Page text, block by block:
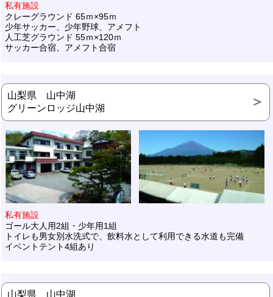
私有施設
クレーグラウンド 65ｍ×95ｍ
少年サッカー、少年野球、アメフト
人工芝グラウンド 55ｍ×120ｍ
サッカー合宿、アメフト合宿
山梨県 山中湖
グリーンロッジ山中湖
私有施設
ゴール大人用2組・少年用1組
トイレも男女別水洗式で、飲料水として利用できる水道も完備
イベントテント4組あり
山梨県 山中湖